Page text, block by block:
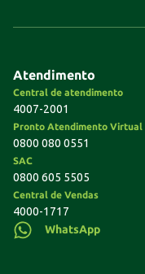
Atendimento
Central de atendimento
4007-2001
Pronto Atendimento Virtual
0800 080 0551
SAC
0800 605 5505
Central de Vendas
4000-1717
WhatsApp